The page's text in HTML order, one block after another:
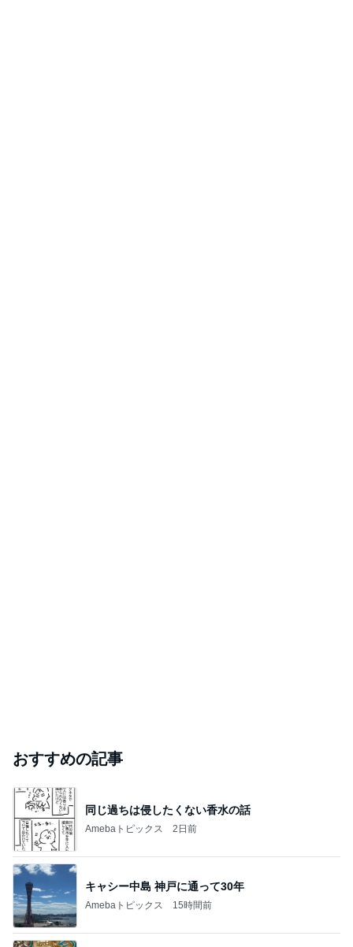
おすすめの記事
同じ過ちは侵したくない香水の話
Amebaトピックス 2日前
キャシー中島 神戸に通って30年
Amebaトピックス 15時間前